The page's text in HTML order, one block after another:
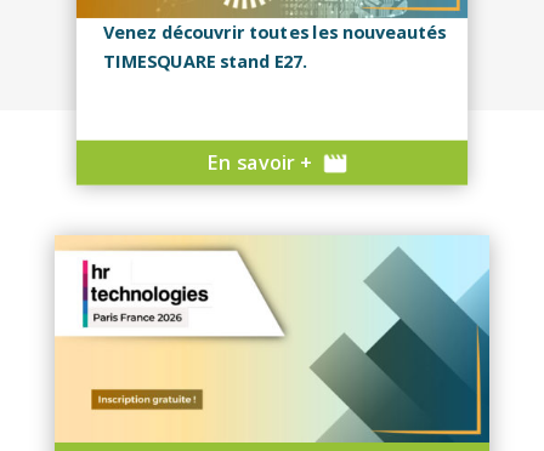
Venez découvrir toutes les nouveautés
TIMESQUARE stand E27.
En savoir +